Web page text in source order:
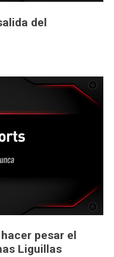
del
pesar el
Liguillas